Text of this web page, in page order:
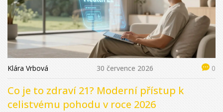
Klára Vrbová 30 července 2026 0
Co je to zdraví 21? Moderní přístup k
celistvému pohodu v roce 2026